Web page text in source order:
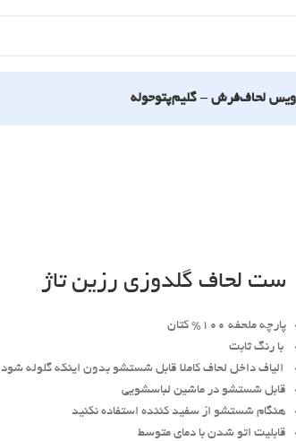
لحاففرش – گلیمپتوحوله
ست لحاف گلدوزی رزین تاژ
پارچه ملحفه 100% کتان
با رنگ ثابت
الیاف داخل لحاف کاملا قابل شستشو بدون اینکه گلوله شود
قابل شستشو در ماشین لباسشویی
هنگام شستشو از سفید کننده استفاده نکنید
قابلیت اتو شدن با دمای متوسط